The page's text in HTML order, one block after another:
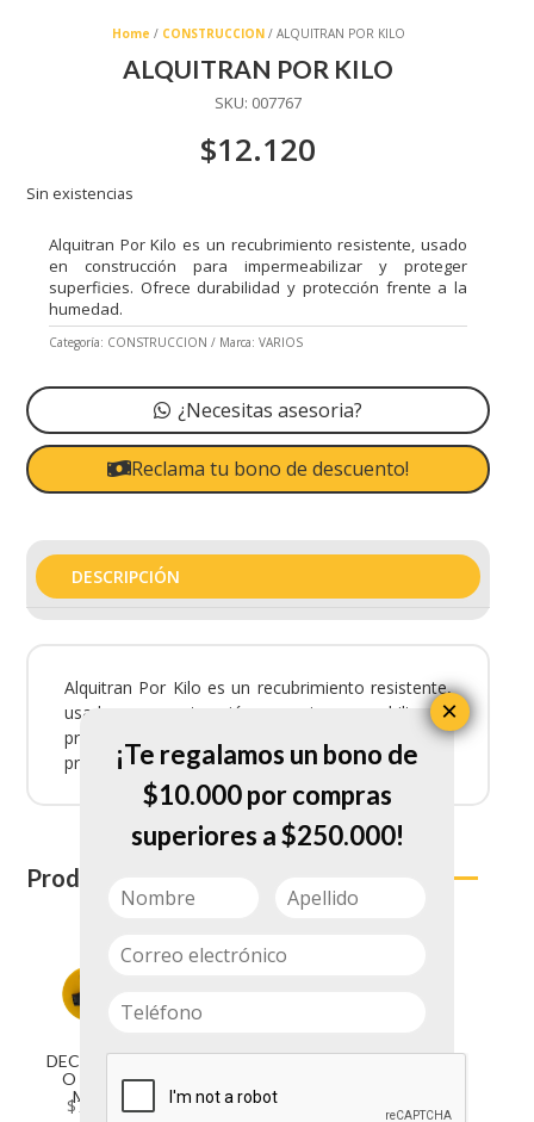
Home / CONSTRUCCION/ ALQUITRAN POR KILO
ALQUITRAN POR KILO
SKU: 007767
$12.120
Sin existencias
Alquitran Por Kilo es un recubrimiento resistente, usado
en construcción para impermeabilizar y proteger
superficies. Ofrece durabilidad y protección frente a la
humedad.
Categoría: CONSTRUCCION Marca:VARIOS
¿Necesitas asesoria?
Reclama tu bono de descuento!
DESCRIPCIÓN
Alquitran Por Kilo es un recubrimiento resistente,
usado en construcción para impermeabilizar y
proteger superficies. Ofrece durabilidad y
protección frente a la humedad.
Productos relacionados
DECAMETR
O DE 10
MTS.
$7.650
AMARRA
¡Te regalamos un bono de
$10.000 por compras
superiores a $250.000!
×